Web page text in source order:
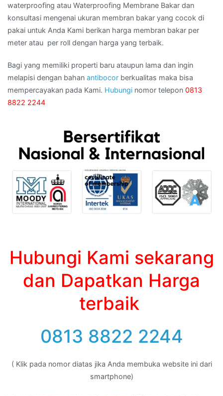
waterproofing atau Waterproofing Membrane Bakar dan
konsultasi mengenai ukuran membran bakar yang cocok di
pakai untuk Anda Kami berikan harga membran bakar per
meter atau per roll dengan harga yang terbaik.
Bagi yang memiliki properti baru ataupun lama dan ingin
melapisi dengan bahan antibocor berkualitas maka bisa
mempercayakan pada Kami. Hubungi nomor telepon 0813
8822 2244
Hubungi Kami sekarang
dan Dapatkan Harga
terbaik
0813 8822 2244
( Klik pada nomor diatas jika Anda membuka website ini dari
smartphone)